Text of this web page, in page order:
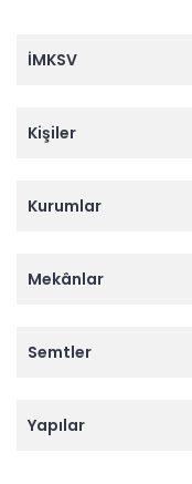
İMKSV
Kişiler
Kurumlar
Mekânlar
Semtler
Yapılar